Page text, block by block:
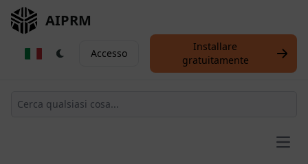
AIPRM
Accesso
Installare
gratuitamente